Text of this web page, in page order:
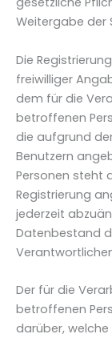
Weitergabe der
Die
freiwilliger
dem für die
betroffenen
die aufgrund
Benutzern
Personen steht
Registrierung
jederzeit
Datenbestand
Der für die
betroffenen
darüber,